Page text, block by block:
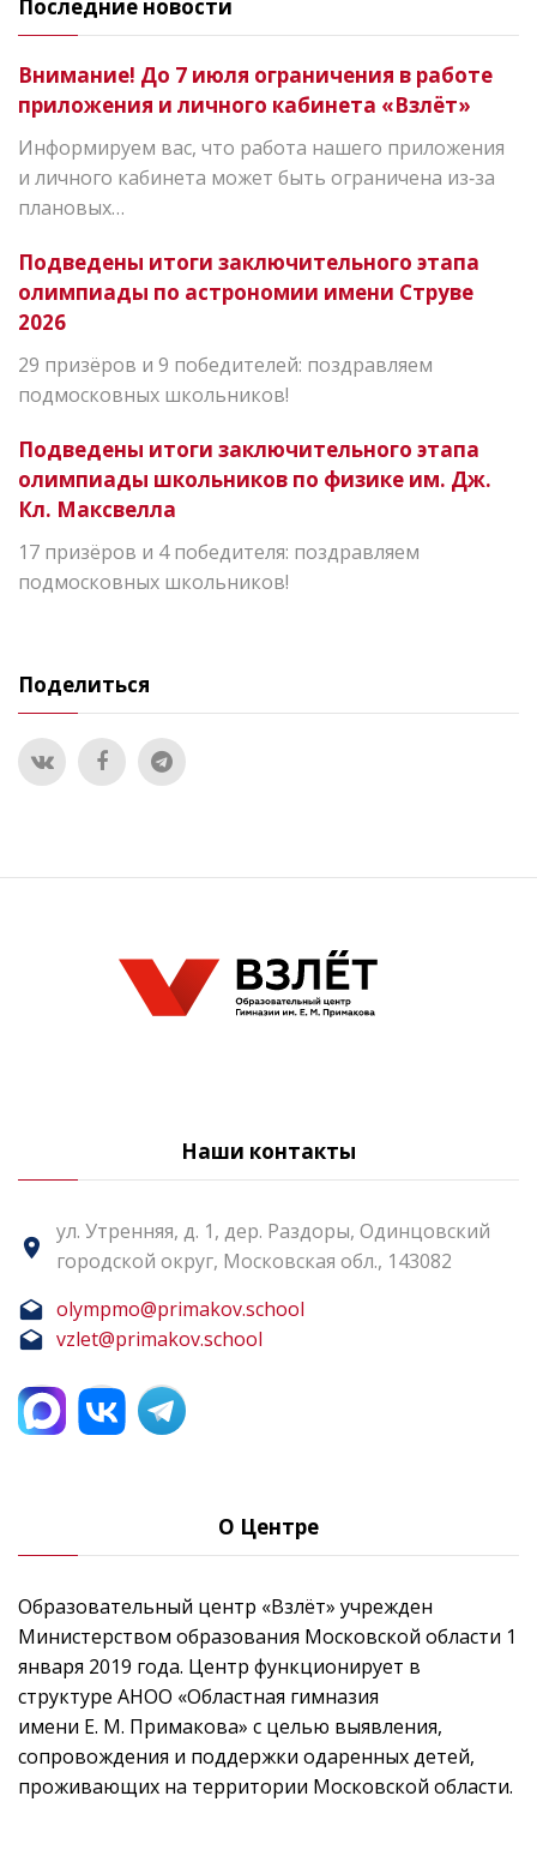
Последние новости
Внимание! До 7 июля ограничения в работе
приложения и личного кабинета «Взлёт»
Информируем вас, что работа нашего приложения
и личного кабинета может быть ограничена из‑за
плановых…
Подведены итоги заключительного этапа
олимпиады по астрономии имени Струве
2026
29 призёров и 9 победителей: поздравляем
подмосковных школьников!
Подведены итоги заключительного этапа
олимпиады школьников по физике им. Дж.
Кл. Максвелла
17 призёров и 4 победителя: поздравляем
подмосковных школьников!
Поделиться
Наши контакты
ул. Утренняя, д. 1, дер. Раздоры, Одинцовский
городской округ, Московская обл., 143082
olympmo@primakov.school
vzlet@primakov.school
О Центре
Образовательный центр «Взлёт» учрежден
Министерством образования Московской области 1
января 2019 года. Центр функционирует в
структуре АНОО «Областная гимназия
имени Е. М. Примакова» с целью выявления,
сопровождения и поддержки одаренных детей,
проживающих на территории Московской области.